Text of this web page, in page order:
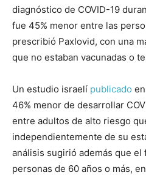
diagnóstico de COVID-19
fue 45% menor entre las
prescribió Paxlovid, con una
que no estaban vacunadas o
Un estudio israelí publicado
46% menor de desarrollar
entre adultos de alto riesgo
independientemente de su
análisis sugirió además que el
personas de 60 años o más,